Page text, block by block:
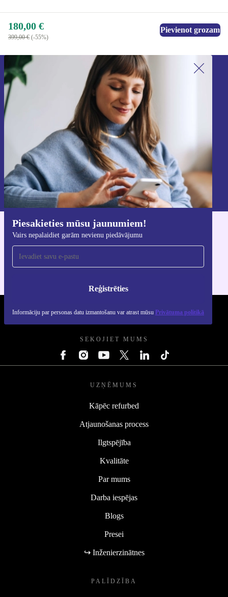
180,00 €
399,00 € (-55%)
Pievienot grozam
Piesakieties mūsu jaunumiem!
Vairs nepalaidiet garām nevienu piedāvājumu
Reģistrēties
Informāciju par personas datu izmantošanu var atrast mūsu Privātuma politikā
Piesakieties mūsu jaunumu
saņemšanai!
Nekad vairs nepalaidiet garām nevienu
piedāvājumu.
Reģistrēties
Informāciju par personas datu izmantošanu varat atrast mūsu
Privātuma politikā.
Lejupielādējiet refurbed lietotni
iOS un Android ierīcēm
REFURBED - RETHINK NEW.
SEKOJIET MUMS
UZŅĒMUMS
Kāpēc refurbed
Atjaunošanas process
Ilgtspējība
Kvalitāte
Par mums
Darba iespējas
Blogs
Presei
↪ Inženierzinātnes
PALĪDZĪBA